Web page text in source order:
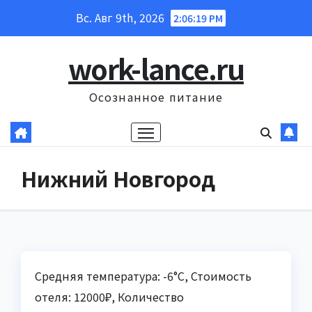
Вс. Авг 9th, 2026 2:06:20 PM
work-lance.ru
Осознанное питание
Нижний Новгород
Средняя температура: -6°C, Стоимость
отеля: 12000₽, Количество